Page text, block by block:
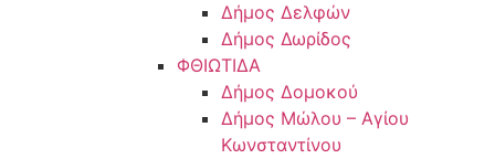
Δήμος Δελφών
Δήμος Δωρίδος
ΦΘΙΩΤΙΔΑ
Δήμος Δομοκού
Δήμος Μώλου – Αγίου
Κωνσταντίνου